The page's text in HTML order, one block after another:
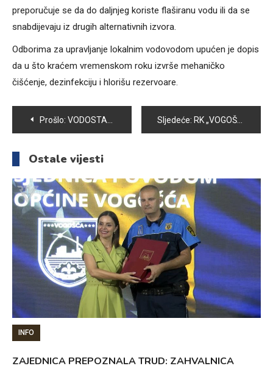
preporučuje se da do daljnjeg koriste flaširanu vodu ili da se
snabdijevaju iz drugih alternativnih izvora.
Odborima za upravljanje lokalnim vodovodom upućen je dopis
da u što kraćem vremenskom roku izvrše mehaničko
čišćenje, dezinfekciju i hlorišu rezervoare.
Navigacija
članaka
Prošlo: VODOSTAJI RIJEKA NA PODRUČJU VOGOŠĆE NISU U PORASTU Sljedeće: RK „VOGOŠĆA POLJINE HILLS“: DAN ZA DRUŽENJE S MLADIMA
Ostale vijesti
INFO
ZAJEDNICA PREPOZNALA TRUD: ZAHVALNICA